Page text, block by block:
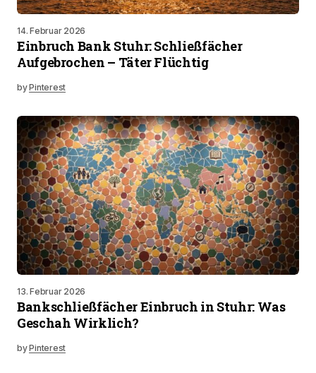
14. Februar 2026
Einbruch Bank Stuhr: Schließfächer
Aufgebrochen – Täter Flüchtig
byPinterest
13. Februar 2026
Bankschließfächer Einbruch in Stuhr: Was
Geschah Wirklich?
byPinterest